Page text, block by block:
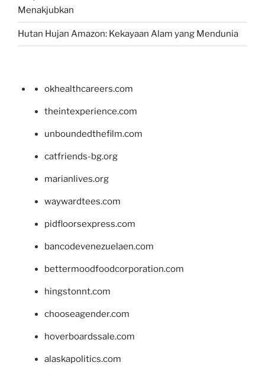
Menakjubkan
Hutan Hujan Amazon: Kekayaan Alam yang Mendunia
okhealthcareers.com
theintexperience.com
unboundedthefilm.com
catfriends-bg.org
marianlives.org
waywardtees.com
pidfloorsexpress.com
bancodevenezuelaen.com
bettermoodfoodcorporation.com
hingstonnt.com
chooseagender.com
hoverboardssale.com
alaskapolitics.com